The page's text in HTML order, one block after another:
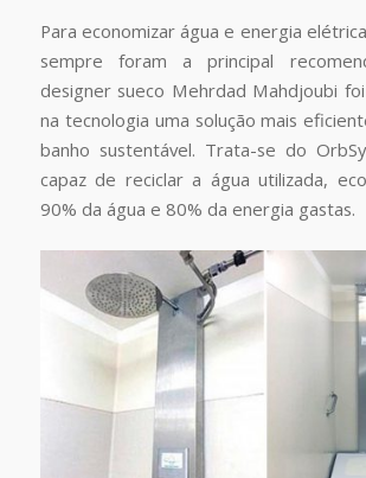
Para economizar água e energia
sempre foram a principal
designer sueco Mehrdad Mahdjoubi
na tecnologia uma solução mais
banho sustentável. Trata-se do
capaz de reciclar a água utilizada,
90% da água e 80% da energia gastas.